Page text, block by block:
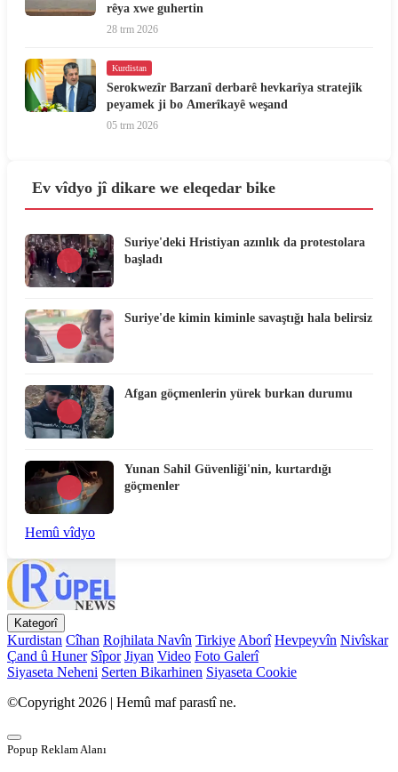
rêya xwe guhertin
28 trm 2026
Kurdistan
Serokwezîr Barzanî derbarê hevkarîya stratejîk
peyamek ji bo Amerîkayê weşand
05 trm 2026
Ev vîdyo jî dikare we eleqedar bike
Suriye'deki Hristiyan azınlık da protestolara
başladı
Suriye'de kimin kiminle savaştığı hala belirsiz
Afgan göçmenlerin yürek burkan durumu
Yunan Sahil Güvenliği'nin, kurtardığı
göçmenler
Hemû vîdyo
Kategorî
Kurdistan Cîhan Rojhilata Navîn TirkiyeAborî Hevpeyvîn Nivîskar
Çand û Huner Sîpor Jiyan Video Foto Galerî
Siyaseta Neheni Serten Bikarhinen Siyaseta Cookie
©Copyright 2026 | Hemû maf parastî ne.
Popup Reklam Alanı